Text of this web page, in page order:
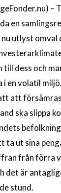
–
en
utlyst omval
dess och
i en volatil
att försämras
ska slippa
ta ut sina
från förra
det är
stund.